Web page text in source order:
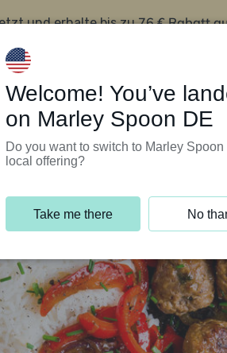
und erhalte bis zu76 € Rabatt
Kundenservice
Welcome! You’ve
on Marley Spoon DE
Do you want to switch to Marley
local offering?
Take me there No